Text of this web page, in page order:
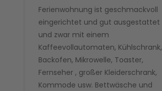
Ferienwohnung ist geschmackvoll
eingerichtet und gut ausgestattet
und zwar mit einem
Kaffeevollautomaten, Kühlschrank,
Backofen, Mikrowelle, Toaster,
Fernseher , großer Kleiderschrank,
Kommode usw. Bettwäsche und